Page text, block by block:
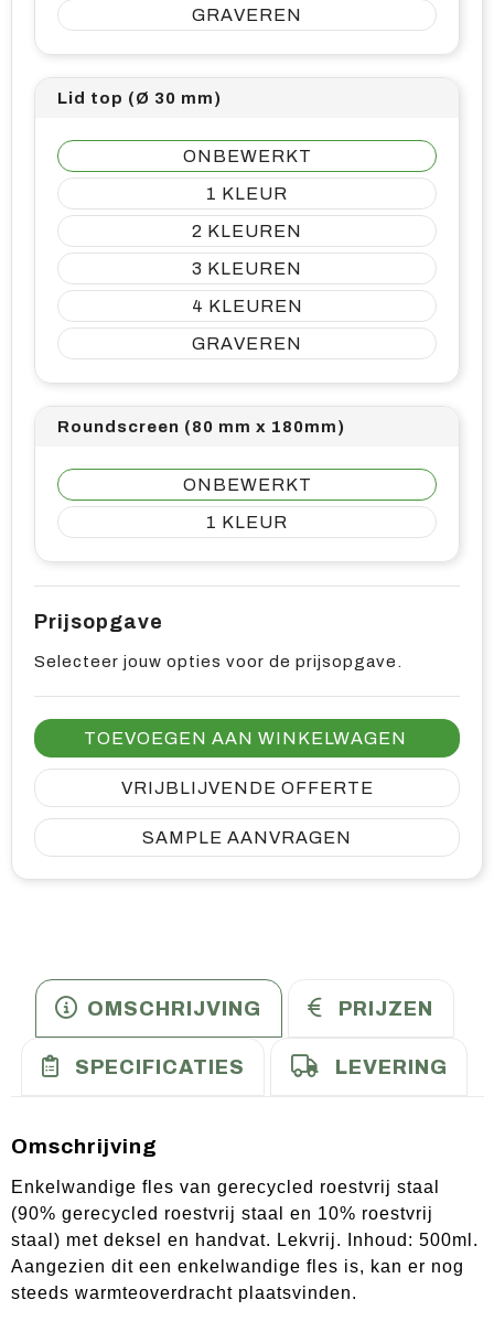
GRAVEREN
Lid top (Ø 30 mm)
ONBEWERKT
1
2
3
4
GRAVEREN
Roundscreen (80 mm x 180mm)
ONBEWERKT
1
Prijsopgave
Selecteer jouw opties voor de prijsopgave.
TOEVOEGEN AAN WINKELWAGEN
VRIJBLIJVENDE OFFERTE
SAMPLE AANVRAGEN
OMSCHRIJVING PRIJZEN
SPECIFICATIES LEVERING
Omschrijving
Enkelwandige fles van gerecycled roestvrij staal
(90% gerecycled roestvrij staal en 10% roestvrij
staal) met deksel en handvat. Lekvrij. Inhoud: 500ml.
Aangezien dit een enkelwandige fles is, kan er nog
steeds warmteoverdracht plaatsvinden.